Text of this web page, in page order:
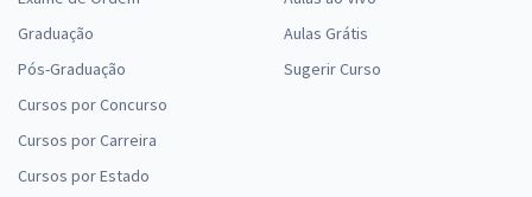
Graduação
Pós-Graduação
Cursos por Concurso
Cursos por Carreira
Cursos por Estado
Aulas Grátis
Sugerir Curso